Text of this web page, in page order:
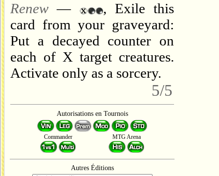
Renew —
, Exile this
card from your graveyard:
Put a decayed counter on
each of X target creatures.
Activate only as a sorcery.
5/5
Autorisations en Tournois
Commander MTG Arena
Autres Éditions